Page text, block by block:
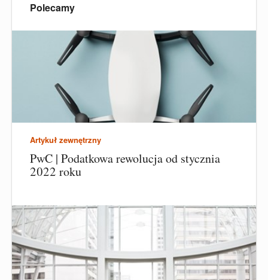
Polecamy
Artykuł zewnętrzny
PwC | Podatkowa rewolucja od stycznia
2022 roku